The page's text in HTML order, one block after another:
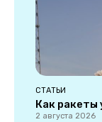
СТАТЬИ
Как ракеты
2 августа 2026